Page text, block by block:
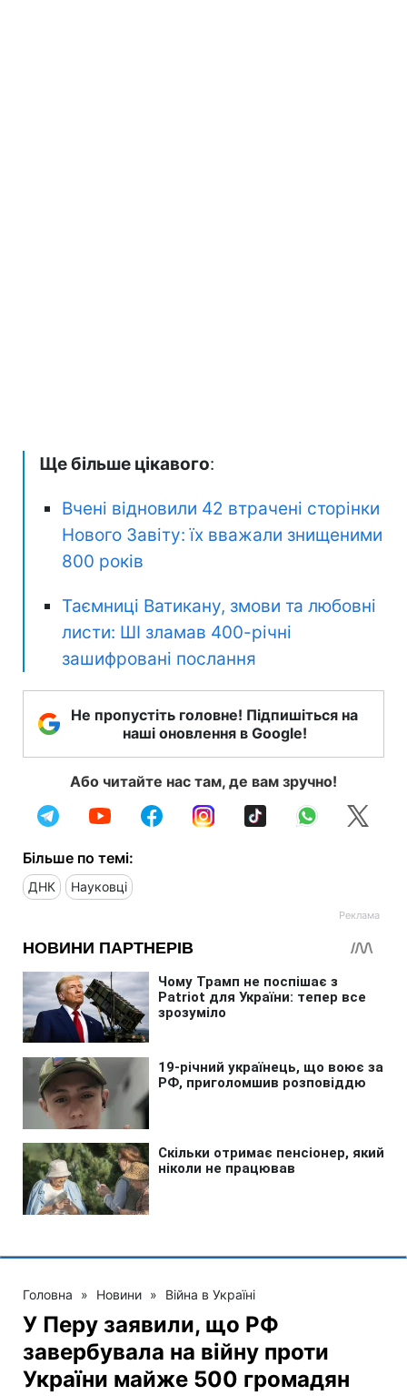
Ще більше цікавого:
Вчені відновили 42 втрачені сторінки
Нового Завіту: їх вважали знищеними
800 років
Таємниці Ватикану, змови та любовні
листи: ШІ зламав 400-річні
зашифровані послання
Не пропустіть головне! Підпишіться на
наші оновлення в Google!
Або читайте нас там, де вам зручно!
Більше по темі:
ДНК Науковці
Головна » Новини » Війна в Україні
У Перу заявили, що РФ
завербувала на війну проти
України майже 500 громадян